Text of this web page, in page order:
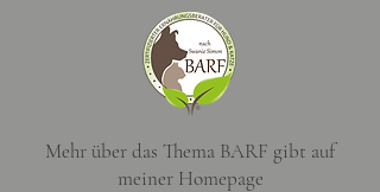
Mehr über das Thema BARF gibt auf
meiner Homepage